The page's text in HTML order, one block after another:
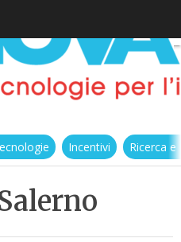
Incentivi Ricerca